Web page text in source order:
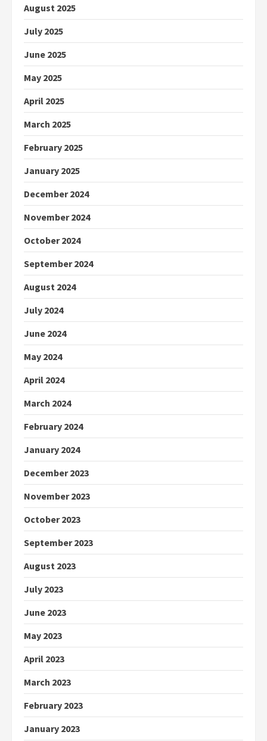
August 2025
July 2025
June 2025
May 2025
April 2025
March 2025
February 2025
January 2025
December 2024
November 2024
October 2024
September 2024
August 2024
July 2024
June 2024
May 2024
April 2024
March 2024
February 2024
January 2024
December 2023
November 2023
October 2023
September 2023
August 2023
July 2023
June 2023
May 2023
April 2023
March 2023
February 2023
January 2023